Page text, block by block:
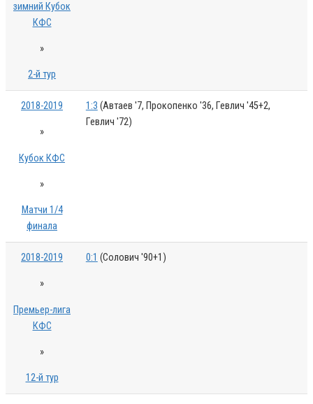
зимний Кубок
КФС
»
2-й тур
2018-2019
»
Кубок КФС
»
Матчи 1/4
финала
1:3 (Автаев '7, Прокопенко '36, Гевлич '45+2,
Гевлич '72)
2018-2019
»
Премьер-лига
КФС
»
12-й тур
0:1 (Солович '90+1)